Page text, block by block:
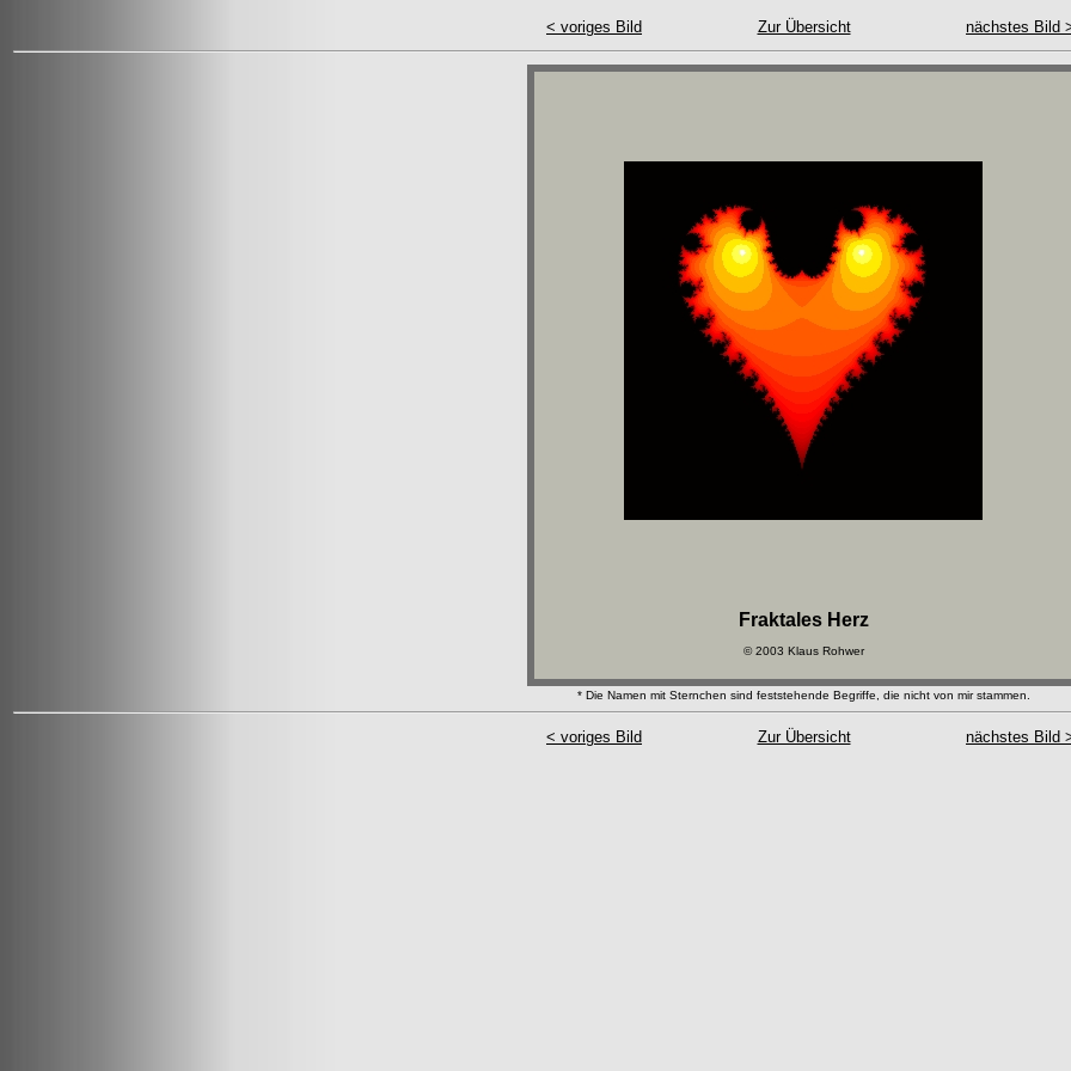
< voriges Bild Zur Übersicht nächstes Bild
Fraktales Herz
© 2003 Klaus Rohwer
* Die Namen mit Sternchen sind feststehende Begriffe, die nicht von mir stammen.
< voriges Bild Zur Übersicht nächstes Bild